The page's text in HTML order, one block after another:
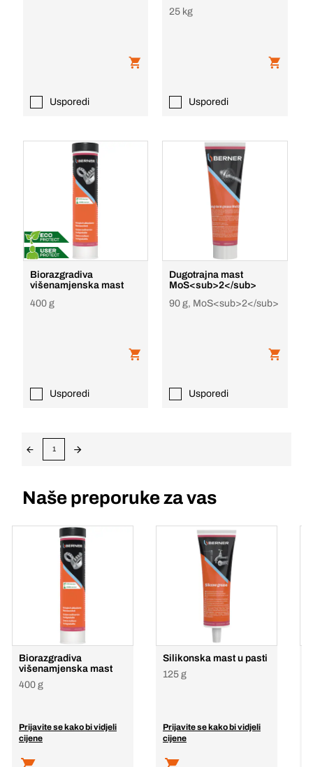
Usporedi
25 kg
Usporedi
Biorazgradiva
višenamjenska mast
400 g
Usporedi
Dugotrajna mast
MoS<sub>2</sub>
90 g, MoS<sub>2</sub>
Usporedi
1
Naše preporuke za vas
Biorazgradiva
višenamjenska mast
400 g
Prijavite se kako bi vidjeli
cijene
Silikonska mast u pasti
125 g
Prijavite se kako bi vidjeli
cijene